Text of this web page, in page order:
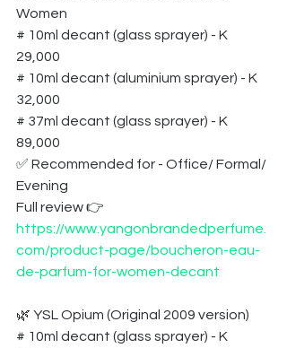
Women
# 10ml decant (glass sprayer) - K
29,000
# 10ml decant (aluminium sprayer) - K
32,000
# 37ml decant (glass sprayer) - K
89,000
✅ Recommended for - Office/ Formal/
Evening
Full review 👉
https://www.yangonbrandedperfume.
com/product-page/boucheron-eau-
de-parfum-for-women-decant
🌿 YSL Opium (Original 2009 version)
# 10ml decant (glass sprayer) - K